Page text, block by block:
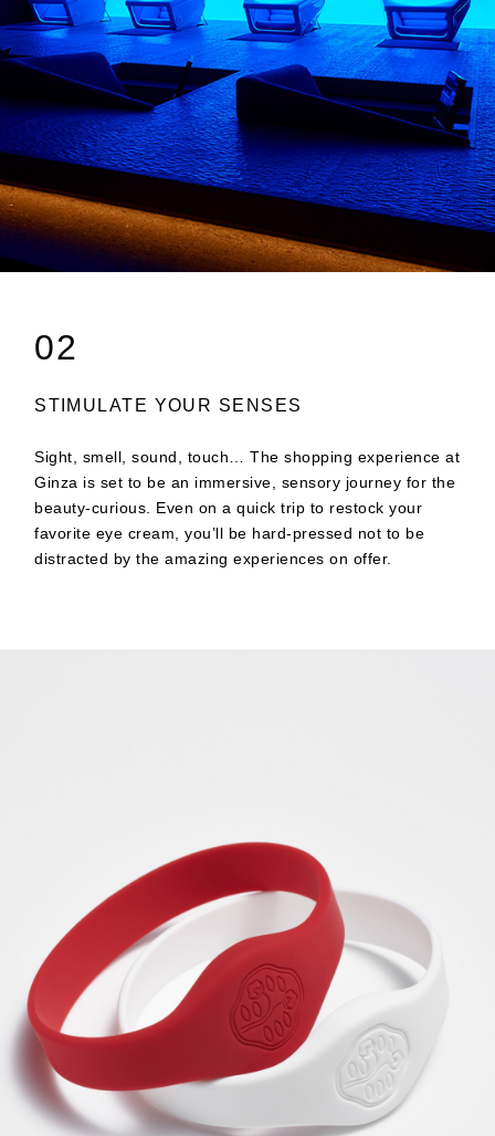
02
STIMULATE YOUR SENSES
Sight, smell, sound, touch… The shopping experience at
Ginza is set to be an immersive, sensory journey for the
beauty-curious. Even on a quick trip to restock your
favorite eye cream, you’ll be hard-pressed not to be
distracted by the amazing experiences on offer.